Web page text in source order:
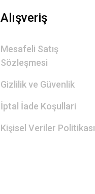
Alışveriş
Mesafeli Satış
Sözleşmesi
Gizlilik ve Güvenlik
İptal İade Koşullari
Kişisel Veriler Politikası